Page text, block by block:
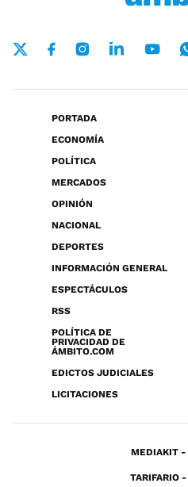
PORTADA
ECONOMÍA
POLÍTICA
MERCADOS
OPINIÓN
NACIONAL
DEPORTES
INFORMACIÓN GENERAL
ESPECTÁCULOS
RSS
POLÍTICA DE
PRIVACIDAD DE
ÁMBITO.COM
EDICTOS JUDICIALES
LICITACIONES
MEDIAKIT
TARIFARIO